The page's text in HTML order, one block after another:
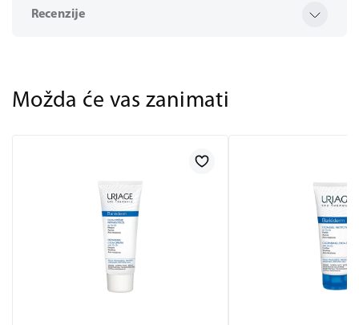
Recenzije
Možda će vas zanimati